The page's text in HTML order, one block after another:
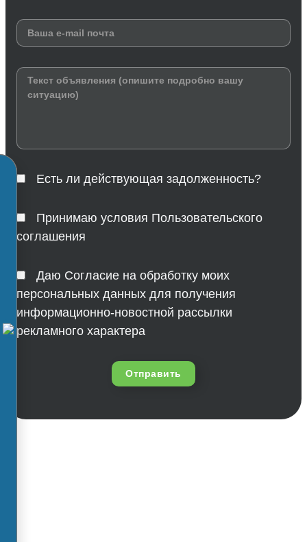
Есть ли действующая задолженность?
Принимаю условия Пользовательского
соглашения
Даю Согласие на обработку моих
персональных данных для получения
информационно-новостной рассылки
рекламного характера
Отправить